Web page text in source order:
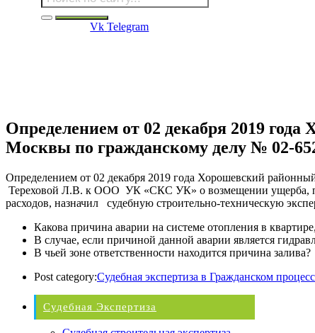
Vk Telegram
Определением от 02 декабря 2019
Москвы по гражданскому делу № 02-
Определением от 02 декабря 2019 года Хорошевский
Тереховой Л.В. к ООО УК «СКС УК» о возмещении ущерба,
расходов, назначил судебную строительно-техническую
Какова причина аварии на системе отопления в
В случае, если причиной данной аварии является
В чьей зоне ответственности находится причина залива?
Post category:Судебная экспертиза в Гражданском
Судебная Экспертиза